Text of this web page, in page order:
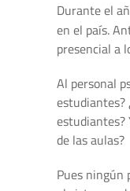
Durante el
en el país.
presencial a
Al personal
estudiantes?
estudiantes?
de las aulas?
Pues